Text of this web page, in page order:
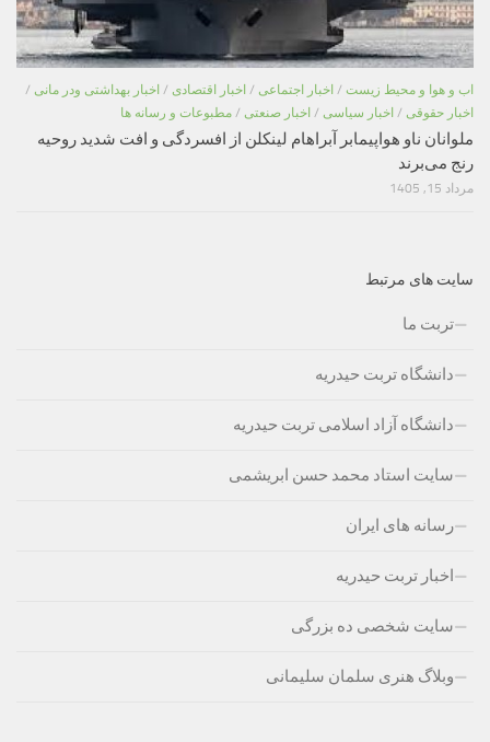
اب و هوا و محیط زیست / اخبار اجتماعی / اخبار اقتصادی / اخبار بهداشتی ودر مانی /
اخبار حقوقی / اخبار سیاسی / اخبار صنعتی / مطبوعات و رسانه ها
ملوانان ناو هواپیمابر آبراهام لینکلن از افسردگی و افت شدید روحیه
رنج می‌برند
مرداد 15, 1405
سایت های مرتبط
تربت ما
دانشگاه تربت حیدریه
دانشگاه آزاد اسلامی تربت حیدریه
سایت استاد محمد حسن ابریشمی
رسانه های ایران
اخبار تربت حیدریه
سایت شخصی ده بزرگی
وبلاگ هنری سلمان سلیمانی